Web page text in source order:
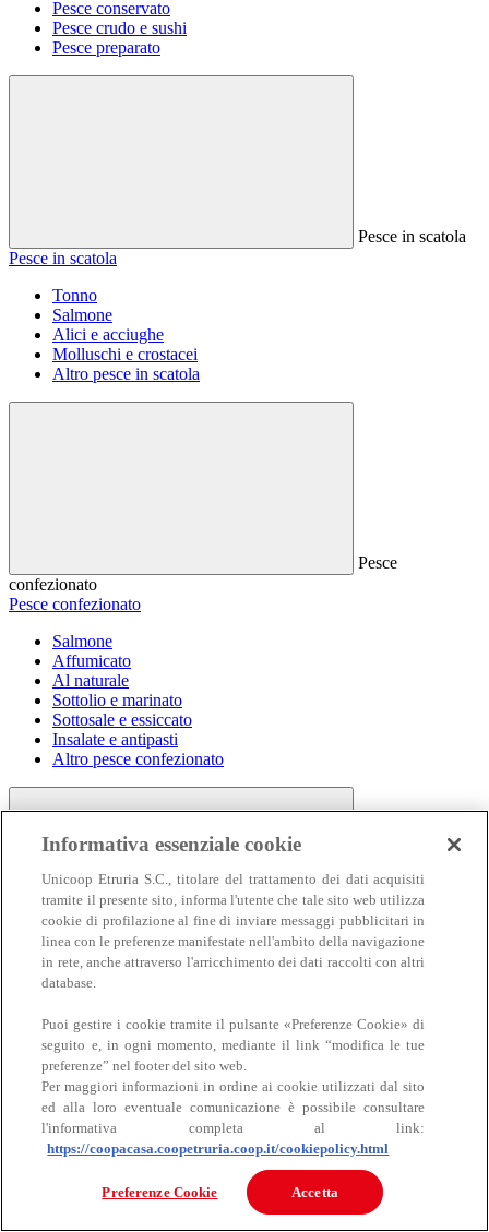
Pesce conservato
Pesce crudo e sushi
Pesce preparato
Pesce in scatola
Pesce in scatola
Tonno
Salmone
Alici e acciughe
Molluschi e crostacei
Altro pesce in scatola
Pesce
confezionato
Pesce confezionato
Salmone
Affumicato
Al naturale
Sottolio e marinato
Sottosale e essiccato
Insalate e antipasti
Altro pesce confezionato
Carne
Carne
Bovino
Informativa essenziale cookie
Unicoop Etruria S.C., titolare del trattamento dei dati acquisiti
tramite il presente sito, informa l'utente che tale sito web utilizza
cookie di profilazione al fine di inviare messaggi pubblicitari in
linea con le preferenze manifestate nell'ambito della navigazione
in rete, anche attraverso l'arricchimento dei dati raccolti con altri
database.
Puoi gestire i cookie tramite il pulsante «Preferenze Cookie» di
seguito e, in ogni momento, mediante il link “modifica le tue
preferenze” nel footer del sito web.
Per maggiori informazioni in ordine ai cookie utilizzati dal sito
ed alla loro eventuale comunicazione è possibile consultare
l'informativa completa al link:
https://coopacasa.coopetruria.coop.it/cookiepolicy.html
Preferenze Cookie Accetta